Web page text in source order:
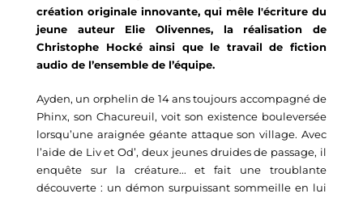
création originale innovante, qui mêle l'écriture du
jeune auteur Elie Olivennes, la réalisation
de
Christophe
Hocké ainsi que le travail
audio de l’ensemble de l’équipe.
Ayden
Phinx, son Chacureuil, voit son existence bouleversée
lorsqu’une araignée géante attaque son village. Avec
l’aide de Liv et Od’, deux jeunes druides de passage, il
enquête sur la créature... et fait une troublante
découverte : un démon surpuissant sommeille en lui